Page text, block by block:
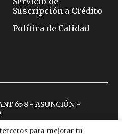
para mejorar tu
Suscripción a Crédito
Política de Calidad
658 - ASUNCIÓN -